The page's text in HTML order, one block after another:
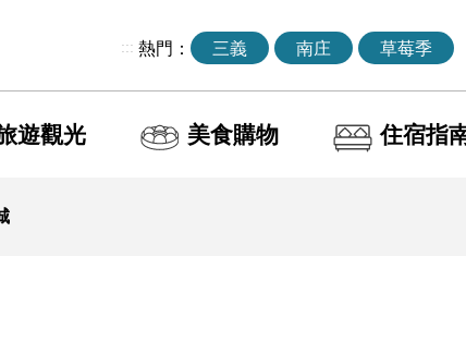
::: 熱門： 三義 南庄 草莓季
遊觀光 美食購物 住宿指